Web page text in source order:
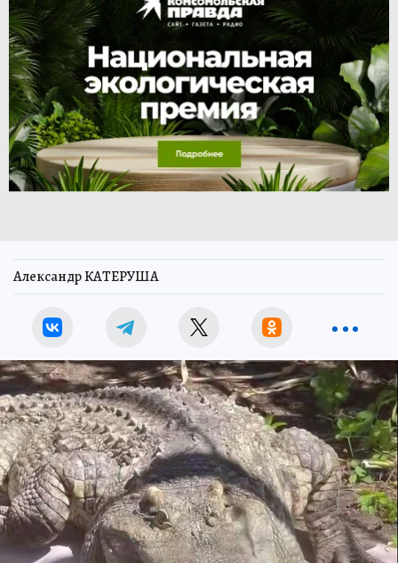
Александр КАТЕРУША